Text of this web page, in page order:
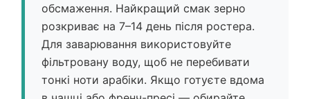
обсмаження. Найкращий смак зерно
розкриває на 7–14 день після ростера.
Для заварювання використовуйте
фільтровану воду, щоб не перебивати
тонкі ноти арабіки. Якщо готуєте вдома